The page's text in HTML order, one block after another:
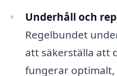
Underhåll och
Regelbundet
att säkerställa att
fungerar